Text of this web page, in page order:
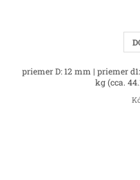
priemer D: 12 mm | priemer
kg (cca.